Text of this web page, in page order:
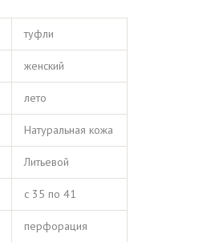
туфли
женский
лето
Натуральная кожа
Литьевой
с 35 по 41
перфорация